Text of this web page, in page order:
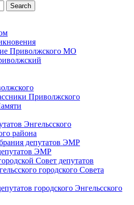
Приволжского МО
Приволжского
Энгельсского
района
депутатов ЭМР
ЭМР
Совет депутатов
городского Совета
городского Энгельсского